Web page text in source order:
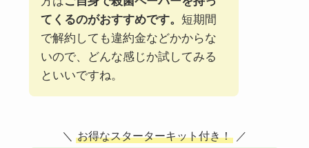
てくるのがおすすめです。 短期間
で解約しても違約金などかからな
いので、どんな感じか試してみる
といいですね。
＼ お得なスターターキット付き！ ／